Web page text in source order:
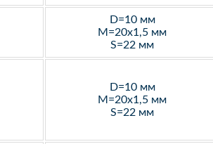
D=10 мм
M=20х1,5 мм
S=22 мм
D=10 мм
M=20х1,5 мм
S=22 мм